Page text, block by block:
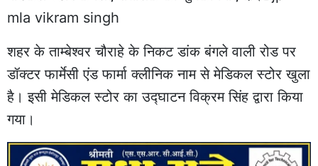
mla vikram singh
शहर के ताम्बेश्वर चौराहे के निकट डांक बंगले वाली रोड पर
डॉक्टर फार्मेसी एंड फार्मा क्लीनिक नाम से मेडिकल स्टोर खुला
है। इसी मेडिकल स्टोर का उद्घाटन विक्रम सिंह द्वारा किया
गया।